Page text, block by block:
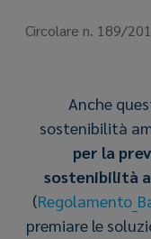
Circolare n. 189/
Anche
sostenibilità
per la
sostenibilità
(
premiare le